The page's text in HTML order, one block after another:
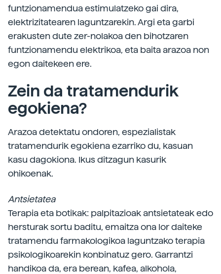
funtzionamendua estimulatzeko gai dira,
elektrizitatearen laguntzarekin. Argi eta garbi
erakusten dute zer-nolakoa den bihotzaren
funtzionamendu elektrikoa, eta baita arazoa non
egon daitekeen ere.
Zein da tratamendurik
egokiena?
Arazoa detektatu ondoren, espezialistak
tratamendurik egokiena ezarriko du, kasuan
kasu dagokiona. Ikus ditzagun kasurik
ohikoenak.
Antsietatea
Terapia eta botikak: palpitazioak antsietateak edo
hersturak sortu baditu, emaitza ona lor daiteke
tratamendu farmakologikoa laguntzako terapia
psikologikoarekin konbinatuz gero. Garrantzi
handikoa da, era berean, kafea, alkohola,